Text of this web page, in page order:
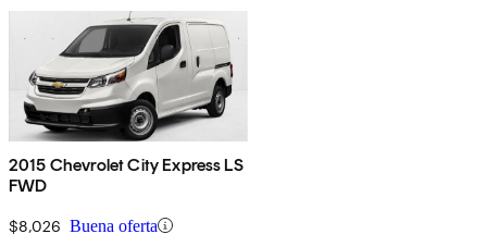
2015 Chevrolet City Express LS
FWD
$8,026 Buena oferta